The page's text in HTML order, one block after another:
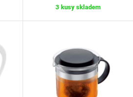
3 kusy skladem